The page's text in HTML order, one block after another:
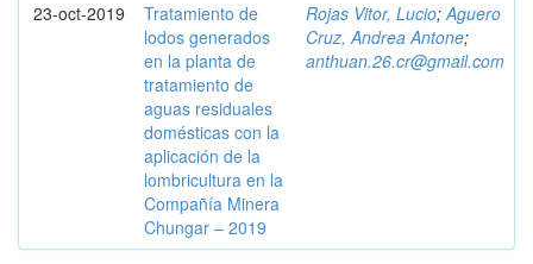
23-oct-2019
Tratamiento de
lodos generados
en la planta de
tratamiento de
aguas residuales
domésticas con la
aplicación de la
lombricultura en la
Compañía Minera
Chungar – 2019
Rojas Vitor, Lucio;Aguero
Cruz, Andrea Antone;
anthuan.26.cr@gmail.com